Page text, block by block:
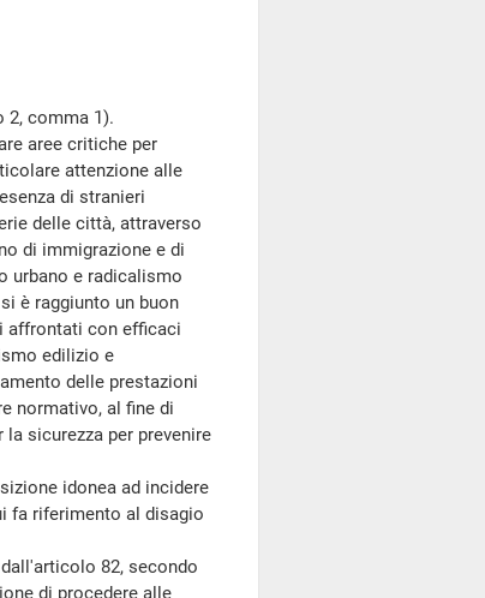
2, comma 1).
aree critiche per
attenzione alle
di stranieri
delle città, attraverso
di immigrazione e di
urbano e radicalismo
è raggiunto un buon
affrontati con efficaci
edilizio e
delle prestazioni
normativo, al fine di
sicurezza per prevenire
idonea ad incidere
fa riferimento al disagio
82, secondo
di procedere alle